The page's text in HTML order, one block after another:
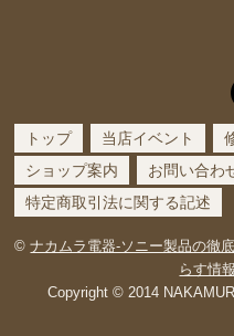
トップ 当店イベント
ショップ案内
お問い合わ
特定商取引法に関する記述
©ナカムラ電器-ソニー製品の徹
らす情
Copyright © 2014